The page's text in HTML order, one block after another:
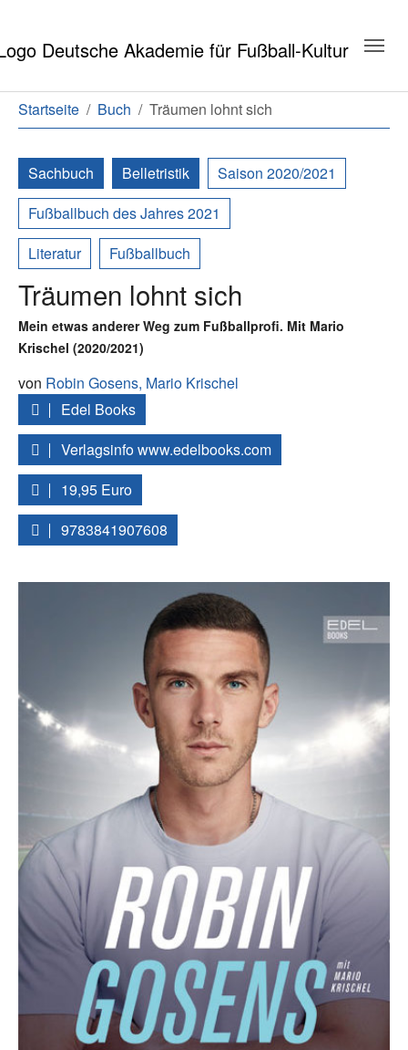
Sie sind hier:
Startseite Buch Träumen lohnt sich
Sachbuch Belletristik
Saison 2020/2021
Fußballbuch des Jahres 2021
Literatur
Fußballbuch
Träumen lohnt sich
Mein etwas anderer Weg zum Fußballprofi. Mit Mario
Krischel (2020/2021)
von Robin Gosens, Mario Krischel
Edel Books
Verlagsinfo www.edelbooks.com
19,95 Euro
9783841907608